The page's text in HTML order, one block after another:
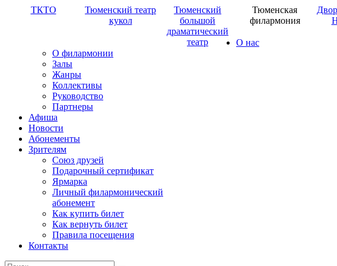
ТКТО
Тюменский театр
кукол
Тюменский
большой
драматический
театр
Тюменская
филармония
О нас
О филармонии
Залы
Жанры
Коллективы
Руководство
Партнеры
Афиша
Новости
Абонементы
Зрителям
Союз друзей
Подарочный сертификат
Ярмарка
Личный филармонический
абонемент
Как купить билет
Как вернуть билет
Правила посещения
Контакты